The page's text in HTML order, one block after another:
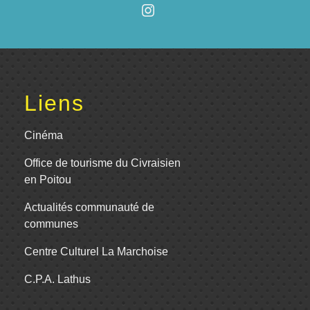
Liens
Cinéma
Office de tourisme du Civraisien
en Poitou
Actualités communauté de
communes
Centre Culturel La Marchoise
C.P.A. Lathus